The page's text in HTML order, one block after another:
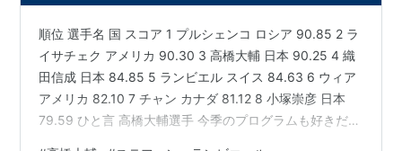
順位 選手名 国 スコア 1 プルシェンコ ロシア 90.85 2 ラ
イサチェク アメリカ 90.30 3 高橋大輔 日本 90.25 4 織
田信成 日本 84.85 5 ランビエル スイス 84.63 6 ウィア
アメリカ 82.10 7 チャン カナダ 81.12 8 小塚崇彦 日本
79.59 ひと言 高橋大輔選手 今季のプログラムも好きだな